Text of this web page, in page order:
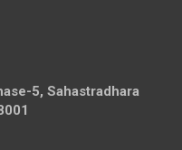
5, Sahastradhara